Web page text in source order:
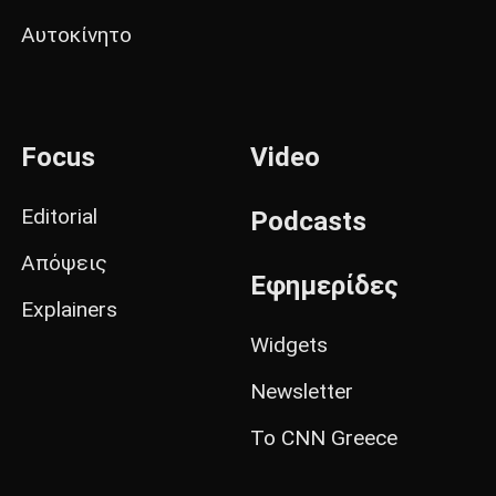
Αυτοκίνητο
Focus
Editorial
Απόψεις
Explainers
Video
Podcasts
Εφημερίδες
Widgets
Newsletter
Το CNN Greece